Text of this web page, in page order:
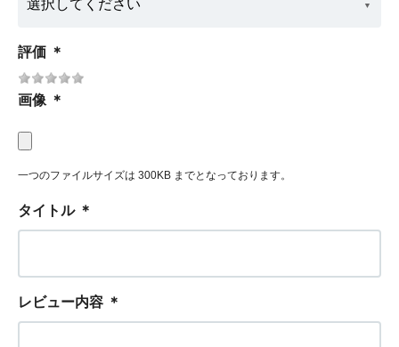
評価 ＊
画像 ＊
一つのファイルサイズは 300KB までとなっております。
タイトル ＊
レビュー内容 ＊